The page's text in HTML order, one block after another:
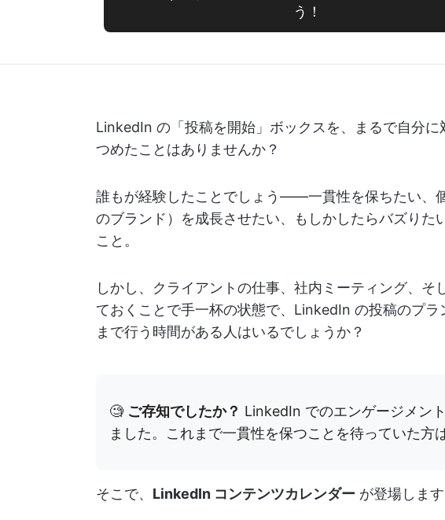
う！
LinkedIn の「投稿を開始」ボックスを、まるで自分
つめたことはありませんか？
誰もが経験したことでしょう——一貫性を保ちたい、
のブランド）を成長させたい、もしかしたらバズりた
こと。
しかし、クライアントの仕事、社内ミーティング、そ
ておくことで手一杯の状態で、LinkedIn の投稿のプ
まで行う時間がある人はいるでしょうか？
🧐 ご存知でしたか？ LinkedIn でのエンゲージメン
ました。これまで一貫性を保つことを待っていた方
そこで、 LinkedIn コンテンツカレンダー が登場しま